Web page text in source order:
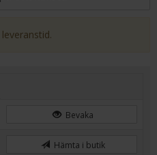
Bevaka
Hämta i butik